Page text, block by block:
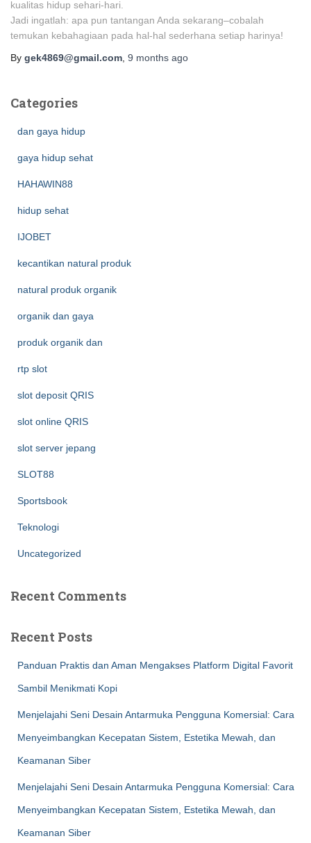
kualitas hidup sehari-hari.
Jadi ingatlah: apa pun tantangan Anda sekarang–cobalah
temukan kebahagiaan pada hal-hal sederhana setiap harinya!
By gek4869@gmail.com 9 months ago
Categories
dan gaya hidup
gaya hidup sehat
HAHAWIN88
hidup sehat
IJOBET
kecantikan natural produk
natural produk organik
organik dan gaya
produk organik dan
rtp slot
slot deposit QRIS
slot online QRIS
slot server jepang
SLOT88
Sportsbook
Teknologi
Uncategorized
Recent Comments
Recent Posts
Panduan Praktis dan Aman Mengakses Platform Digital Favorit
Sambil Menikmati Kopi
Menjelajahi Seni Desain Antarmuka Pengguna Komersial: Cara
Menyeimbangkan Kecepatan Sistem, Estetika Mewah, dan
Keamanan Siber
Menjelajahi Seni Desain Antarmuka Pengguna Komersial: Cara
Menyeimbangkan Kecepatan Sistem, Estetika Mewah, dan
Keamanan Siber